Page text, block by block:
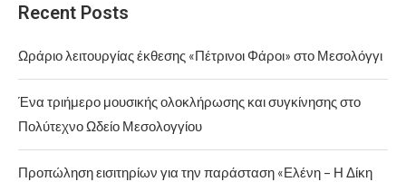
Recent Posts
Ωράριο λειτουργίας έκθεσης «Πέτρινοι Φάροι» στο Μεσολόγγι
Ένα τριήμερο μουσικής ολοκλήρωσης και συγκίνησης στο
Πολύτεχνο Ωδείο Μεσολογγίου
Προπώληση εισιτηρίων για την παράσταση «Ελένη – Η Δίκη